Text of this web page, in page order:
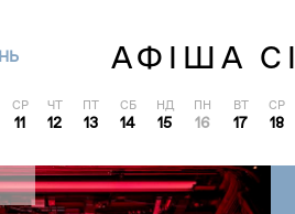
АФІША
СР
11
ЧТ
12
ПТ
13
СБ
14
НД
15
ПН
16
ВТ
17
СР
18